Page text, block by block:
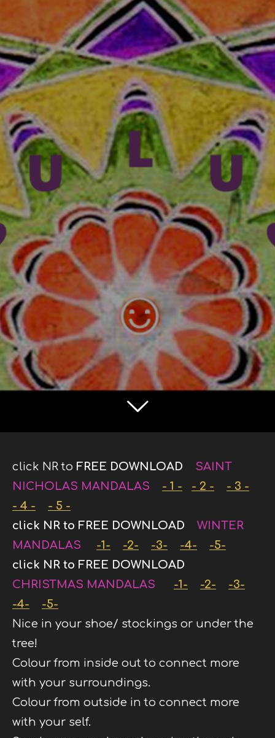
click NR to FREE DOWNLOAD
SAINT
NICHOLAS MANDALAS
- 1 - - 2 -
- 3 -
- 4 -
- 5 -
click NR to FREE DOWNLOAD WINTER
MANDALAS
-1- -2- -3- -4-
-5-
click NR to FREE DOWNLOAD
CHRISTMAS MANDALAS
-1- -2-
-3-
-4-
-5-
Nice in your shoe/ stockings or under the
tree!
Colour from inside out to connect more
with your surroundings.
Colour from outside in to connect more
with your self.